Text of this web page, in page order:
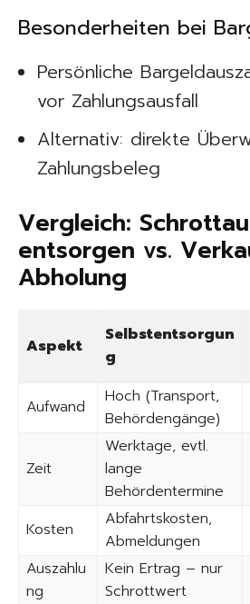
Besonderheiten bei
Persönliche
vor Zahlungsausfall
Alternativ: direkte
Zahlungsbeleg
Vergleich:
entsorgen vs.
Abholung
Aspekt
Selbstentsorgun
g
Aufwand
Hoch (Transport,
Behördengänge)
Zeit
Werktage, evtl.
lange
Behördentermine
Kosten
Abfahrtskosten,
Abmeldungen
Auszahlu
ng
Kein Ertrag – nur
Schrottwert